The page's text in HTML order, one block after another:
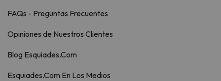
FAQs - Preguntas Frecuentes
Opiniones de Nuestros Clientes
Blog Esquiades.Com
Esquiades.Com En Los Medios